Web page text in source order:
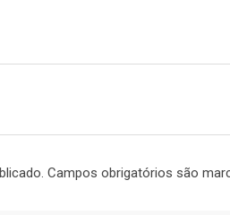
Campos obrigatórios são